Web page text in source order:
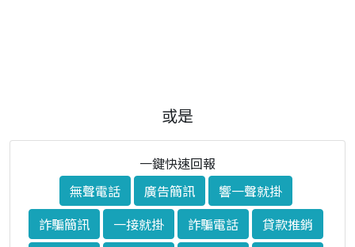
或是
一鍵快速回報
無聲電話
廣告簡訊
響一聲就掛
詐騙簡訊
一接就掛 詐騙電話
貸款推銷